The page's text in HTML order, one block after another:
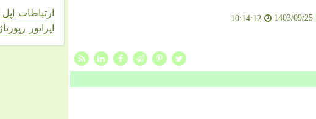
1403/09/25
10:14:12
ارتباطات اپل
اپراتور
رپورتاژ